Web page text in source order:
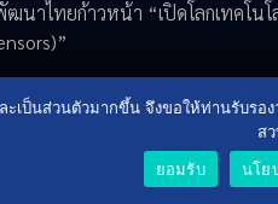
นาไทยก้าวหน้า “เปิดโลกเทคโนโ
© 2024 NECTEC,
ะเป็นส่วนตัวมากขึ้น จึงขอให้ท่านรั
ส
ยอมรับ
นโย